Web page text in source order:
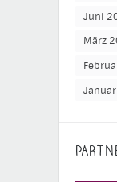
Juni
März